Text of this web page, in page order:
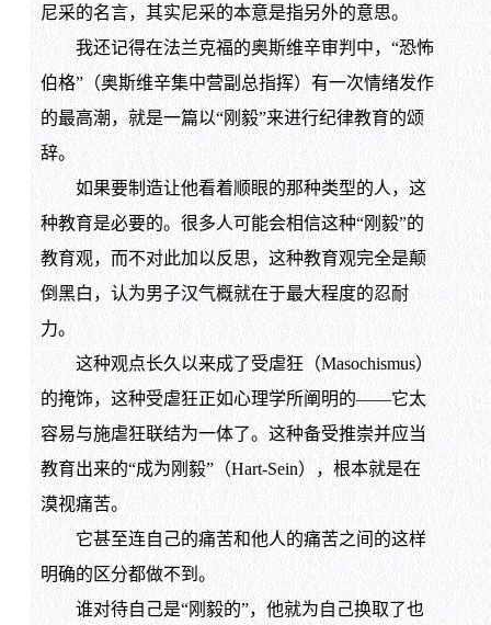
尼采的名言，其实尼采的本意是指另外的意思。
我还记得在法兰克福的奥斯维辛审判中，“恐怖
伯格”（奥斯维辛集中营副总指挥）有一次情绪发作
的最高潮，就是一篇以“刚毅”来进行纪律教育的颂
辞。
如果要制造让他看着顺眼的那种类型的人，这
种教育是必要的。很多人可能会相信这种“刚毅”的
教育观，而不对此加以反思，这种教育观完全是颠
倒黑白，认为男子汉气概就在于最大程度的忍耐
力。
这种观点长久以来成了受虐狂（Masochismus）
的掩饰，这种受虐狂正如心理学所阐明的——它太
容易与施虐狂联结为一体了。这种备受推崇并应当
教育出来的“成为刚毅”（Hart-Sein），根本就是在
漠视痛苦。
它甚至连自己的痛苦和他人的痛苦之间的这样
明确的区分都做不到。
谁对待自己是“刚毅的”，他就为自己换取了也